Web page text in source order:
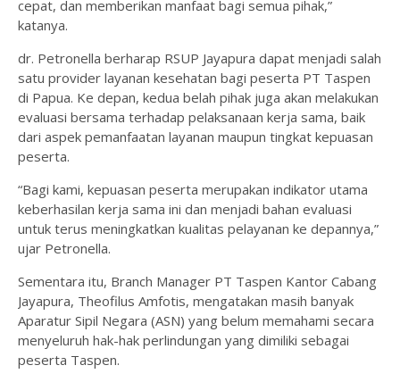
cepat, dan memberikan manfaat bagi semua pihak,”
katanya.
dr. Petronella berharap RSUP Jayapura dapat menjadi salah
satu provider layanan kesehatan bagi peserta PT Taspen
di Papua. Ke depan, kedua belah pihak juga akan melakukan
evaluasi bersama terhadap pelaksanaan kerja sama, baik
dari aspek pemanfaatan layanan maupun tingkat kepuasan
peserta.
“Bagi kami, kepuasan peserta merupakan indikator utama
keberhasilan kerja sama ini dan menjadi bahan evaluasi
untuk terus meningkatkan kualitas pelayanan ke depannya,”
ujar Petronella.
Sementara itu, Branch Manager PT Taspen Kantor Cabang
Jayapura, Theofilus Amfotis, mengatakan masih banyak
Aparatur Sipil Negara (ASN) yang belum memahami secara
menyeluruh hak-hak perlindungan yang dimiliki sebagai
peserta Taspen.